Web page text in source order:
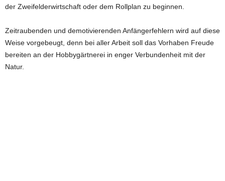
der Zweifelderwirtschaft oder dem Rollplan zu beginnen.
Zeitraubenden und demotivierenden Anfängerfehlern wird auf diese
Weise vorgebeugt, denn bei aller Arbeit soll das Vorhaben Freude
bereiten an der Hobbygärtnerei in enger Verbundenheit mit der
Natur.